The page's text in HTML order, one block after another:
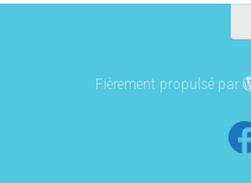
Fièrement propulsé par